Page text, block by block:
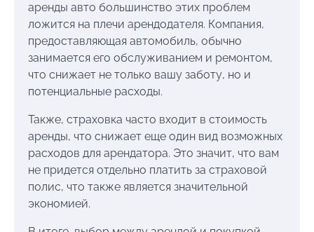
аренды авто большинство этих проблем
ложится на плечи арендодателя. Компания,
предоставляющая автомобиль, обычно
занимается его обслуживанием и ремонтом,
что снижает не только вашу заботу, но и
потенциальные расходы.
Также, страховка часто входит в стоимость
аренды, что снижает еще один вид возможных
расходов для арендатора. Это значит, что вам
не придется отдельно платить за страховой
полис, что также является значительной
экономией.